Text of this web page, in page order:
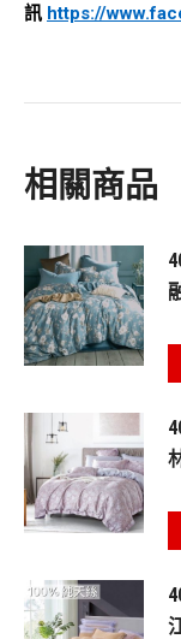
訊 https://
相關商品